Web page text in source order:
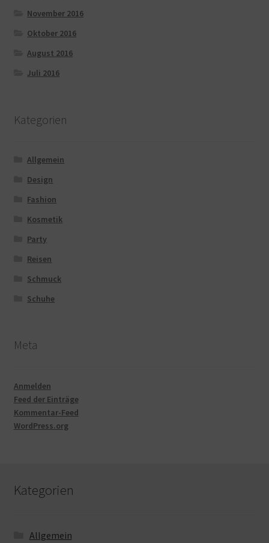
November 2016
Oktober 2016
August 2016
Juli 2016
Kategorien
Allgemein
Design
Fashion
Kosmetik
Party
Reisen
Schmuck
Schuhe
Meta
Anmelden
Feed der Einträge
Kommentar-Feed
WordPress.org
Kategorien
Allgemein